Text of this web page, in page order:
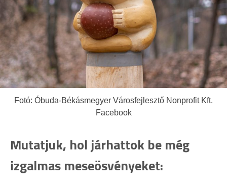
Fotó: Óbuda-Békásmegyer Városfejlesztő Nonprofit Kft.
Facebook
Mutatjuk, hol járhattok be még
izgalmas meseösvényeket: